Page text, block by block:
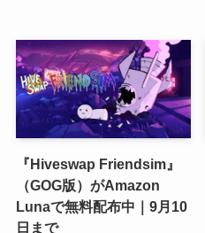
『Hiveswap Friendsim』
（GOG版）がAmazon
Lunaで無料配布中｜9月10
日まで